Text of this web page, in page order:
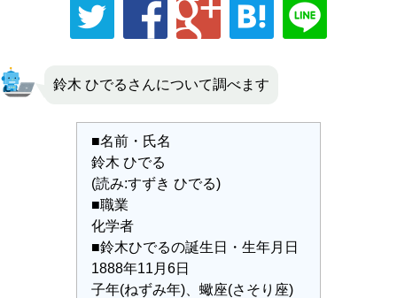
鈴木 ひでるさんについて調べます
■名前・氏名
鈴木 ひでる
(読み:すずき ひでる)
■職業
化学者
■鈴木ひでるの誕生日・生年月日
1888年11月6日
子年(ねずみ年)、蠍座(さそり座)